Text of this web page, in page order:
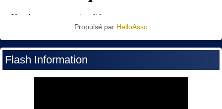
Propulsé par HelloAsso
Flash Information